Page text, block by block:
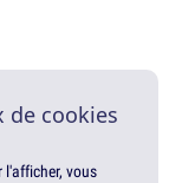
de cookies
l'afficher, vous